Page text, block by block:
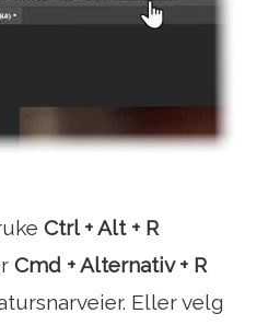
Ctrl + Alt + R
Cmd + Alternativ + R
Eller velg